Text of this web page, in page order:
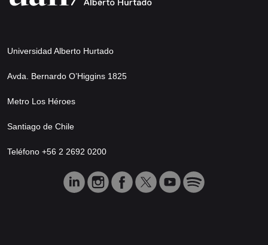
Universidad Alberto Hurtado
Avda. Bernardo O’Higgins 1825
Metro Los Héroes
Santiago de Chile
Teléfono +56 2 2692 0200